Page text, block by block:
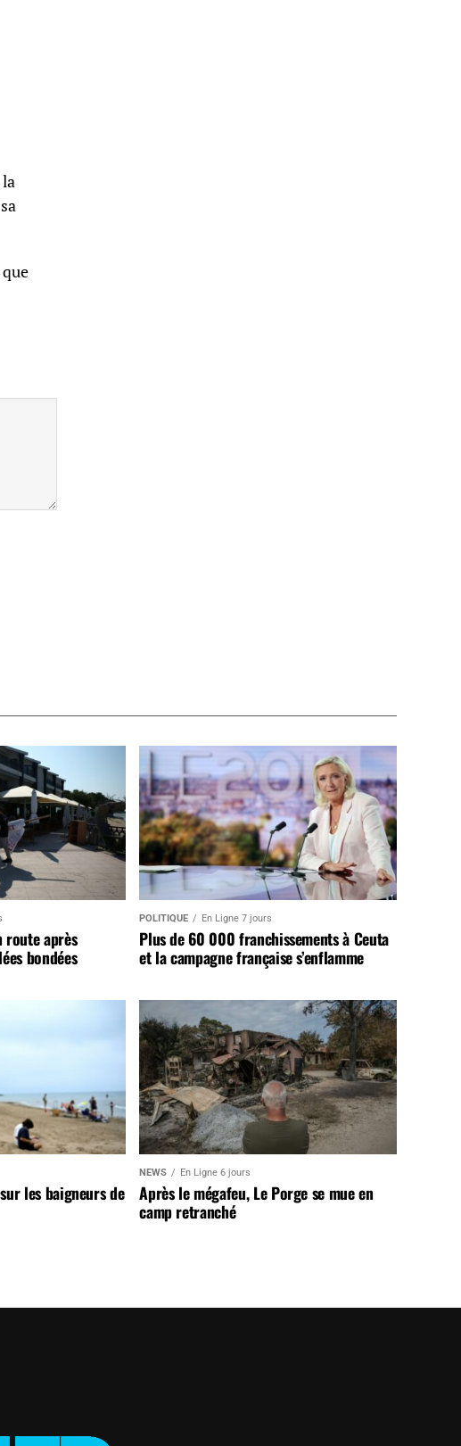
route après
bondées
POLITIQUE En Ligne 7 jours
Plus de 60 000 franchissements à Ceuta
et la campagne française s’enflamme
les baigneurs de
NEWS En Ligne 6 jours
Après le mégafeu, Le Porge se mue en
camp retranché